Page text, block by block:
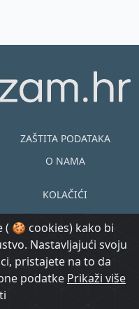
🍪 cookies) kako bi
Nastavljajući svoju
pristajete na to da
podatke Prikaži više
ZAŠTITA PODATAKA
O NAMA
KOLAČIĆI
EN HR
by
Prijavi se